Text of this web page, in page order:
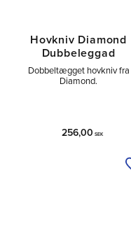
Hovkniv Diamond
Dubbeleggad
Dobbeltægget hovkniv fra
Diamond.
256,00 SEK